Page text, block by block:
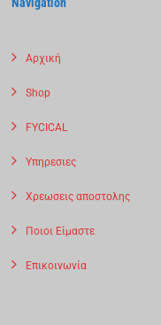
Navigation
Αρχική
Shop
FYCICAL
Υπηρεσιες
Χρεωσεις αποστολης
Ποιοι Είμαστε
Επικοινωνία